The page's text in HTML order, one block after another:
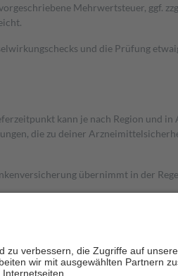
Mehrwertsteuer, ggf.
und die Prüfung
kann je nach Region und in
die zu deiner
übernimmt in der
keine Zuzahlungenan bei: